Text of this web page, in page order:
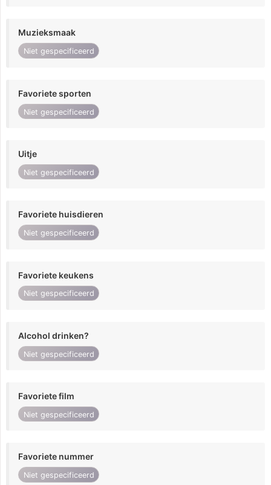
Muzieksmaak
Niet gespecificeerd
Favoriete sporten
Niet gespecificeerd
Uitje
Niet gespecificeerd
Favoriete huisdieren
Niet gespecificeerd
Favoriete keukens
Niet gespecificeerd
Alcohol drinken?
Niet gespecificeerd
Favoriete film
Niet gespecificeerd
Favoriete nummer
Niet gespecificeerd